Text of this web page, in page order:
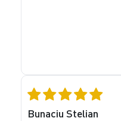
Bunaciu Stelian